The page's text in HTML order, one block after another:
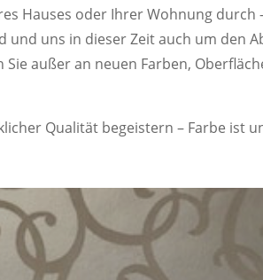
Hauses oder Ihrer Wohnung
uns in dieser Zeit auch um den
außer an neuen Farben,
Qualität begeistern – Farbe ist